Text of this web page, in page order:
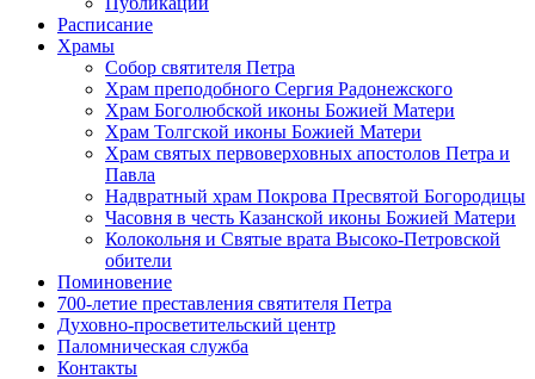
Расписание
Храмы
Собор святителя Петра
Храм преподобного Сергия Радонежского
Храм Боголюбской иконы Божией Матери
Храм Толгской иконы Божией Матери
Храм святых первоверховных апостолов Петра и
Павла
Надвратный храм Покрова Пресвятой Богородицы
Часовня в честь Казанской иконы Божией Матери
Колокольня и Святые врата Высоко-Петровской
обители
Поминовение
700-летие преставления святителя Петра
Духовно-просветительский центр
Паломническая служба
Контакты